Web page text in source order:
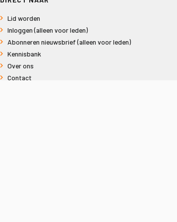
Lid worden
Inloggen (alleen voor leden)
Abonneren nieuwsbrief (alleen voor leden)
Kennisbank
Over ons
Contact